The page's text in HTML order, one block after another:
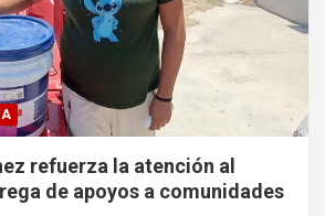
refuerza la atención al
de apoyos a comunidades